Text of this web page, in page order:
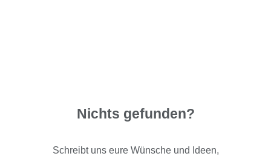
Nichts gefunden?
Schreibt uns eure Wünsche und Ideen,